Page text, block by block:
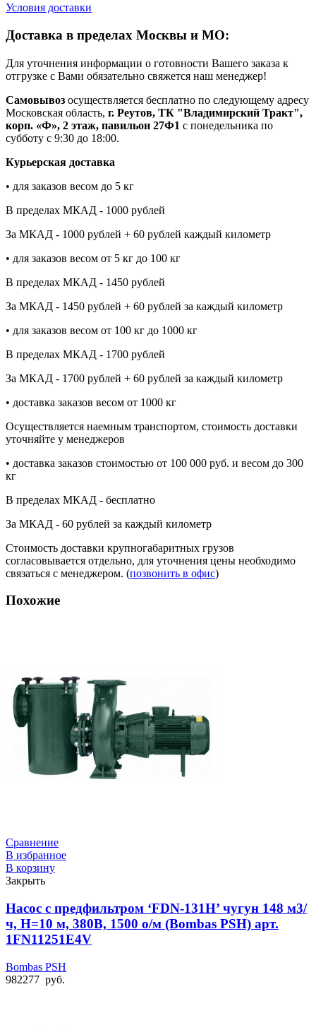
Условия доставки
Доставка в пределах Москвы и МО:
Для уточнения информации о готовности Вашего заказа к
отгрузке с Вами обязательно свяжется наш менеджер!
Самовывоз осуществляется бесплатно по следующему адресу
Московская область, г. Реутов, ТК "Владимирский Тракт",
корп. «Ф», 2 этаж, павильон 27Ф1 с понедельника по
субботу с 9:30 до 18:00.
Курьерская доставка
• для заказов весом до 5 кг
В пределах МКАД - 1000 рублей
За МКАД - 1000 рублей + 60 рублей каждый километр
• для заказов весом от 5 кг до 100 кг
В пределах МКАД - 1450 рублей
За МКАД - 1450 рублей + 60 рублей за каждый километр
• для заказов весом от 100 кг до 1000 кг
В пределах МКАД - 1700 рублей
За МКАД - 1700 рублей + 60 рублей за каждый километр
• доставка заказов весом от 1000 кг
Осуществляется наемным транспортом, стоимость доставки
уточняйте у менеджеров
• доставка заказов стоимостью от 100 000 руб. и весом до 300
кг
В пределах МКАД - бесплатно
За МКАД - 60 рублей за каждый километр
Стоимость доставки крупногабаритных грузов
согласовывается отдельно, для уточнения цены необходимо
связаться с менеджером. (позвонить в офис)
Похожие
Сравнение
В избранное
В корзину
Закрыть
Насос с предфильтром ‘FDN-131H’ чугун 148 м3/
ч, Н=10 м, 380В, 1500 о/м (Bombas PSH) арт.
1FN11251E4V
Bombas PSH
982277 руб.